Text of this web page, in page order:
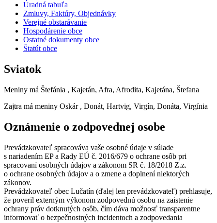
Úradná tabuľa
Zmluvy, Faktúry, Objednávky
Verejné obstarávanie
Hospodárenie obce
Ostatné dokumenty obce
Štatút obce
Sviatok
Meniny má Štefánia , Kajetán, Afra, Afrodita, Kajetána, Štefana
Zajtra má meniny Oskár , Donát, Hartvig, Virgín, Donáta, Virgínia
Oznámenie o zodpovednej osobe
Prevádzkovateľ spracováva vaše osobné údaje v súlade
s nariadením EP a Rady EÚ č. 2016/679 o ochrane osôb pri
spracovaní osobných údajov a zákonom SR č. 18/2018 Z.z.
o ochrane osobných údajov a o zmene a doplnení niektorých
zákonov.
Prevádzkovateľ obec Lučatín (ďalej len prevádzkovateľ) prehlasuje,
že poveril externým výkonom zodpovednú osobu na zaistenie
ochrany práv dotknutých osôb, čím dáva možnosť transparentne
informovať o bezpečnostných incidentoch a zodpovedania